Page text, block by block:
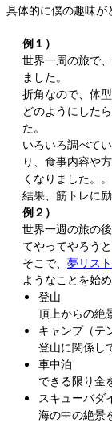
具体的に僕の趣味が
例１）
世界一周の旅で
ました。
折角なので、体
どのようにした
た。
いろいろ調べて
り、食事内容や
くなりました。。
結果、筋トレに
例２）
世界一週の旅の
てやってやろうと
そこで、 夢リスト
ようなことを始
登山
頂上からの絶
キャンプ（テ
登山に関係し
車中泊
できる限り金
スキューバダ
海の中の絶景